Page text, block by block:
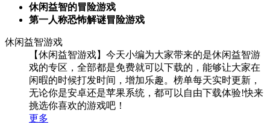
休闲益智的冒险游戏
第一人称恐怖解谜冒险游戏
休闲益智游戏
【休闲益智游戏】今天小编为大家带来的是休闲益智游
戏的专区，全部都是免费就可以下载的，能够让大家在
闲暇的时候打发时间，增加乐趣。榜单每天实时更新，
无论你是安卓还是苹果系统，都可以自由下载体验!快来
挑选你喜欢的游戏吧！
更多